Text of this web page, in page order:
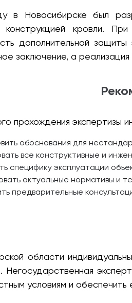
в Новосибирске был
конструкцией кровли.
дополнительной
заключение, а
прохождения экспертизы
обоснования для
все конструктивные и
специфику эксплуатации
актуальные нормативы и
предварительные
области
Негосударственная
условиям и обеспечить